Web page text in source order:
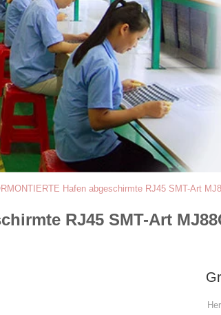
Hafen abgeschirmte RJ45 SMT-Art
RJ45 SMT-Art